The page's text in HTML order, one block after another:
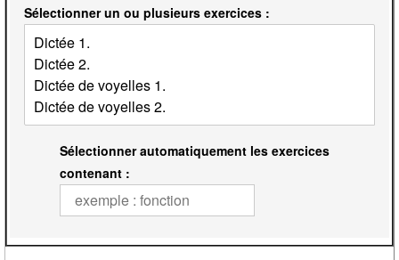
Sélectionner un ou plusieurs exercices :
Sélectionner automatiquement les exercices
contenant :